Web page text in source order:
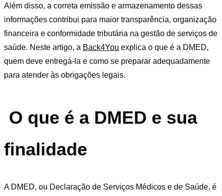
Além disso, a correta emissão e armazenamento dessas
informações contribui para maior transparência, organização
financeira e conformidade tributária na gestão de serviços de
saúde. Neste artigo, a Back4You explica o que é a DMED,
quem deve entregá-la e como se preparar adequadamente
para atender às obrigações legais.
O que é a DMED e sua
finalidade
A DMED, ou Declaração de Serviços Médicos e de Saúde, é